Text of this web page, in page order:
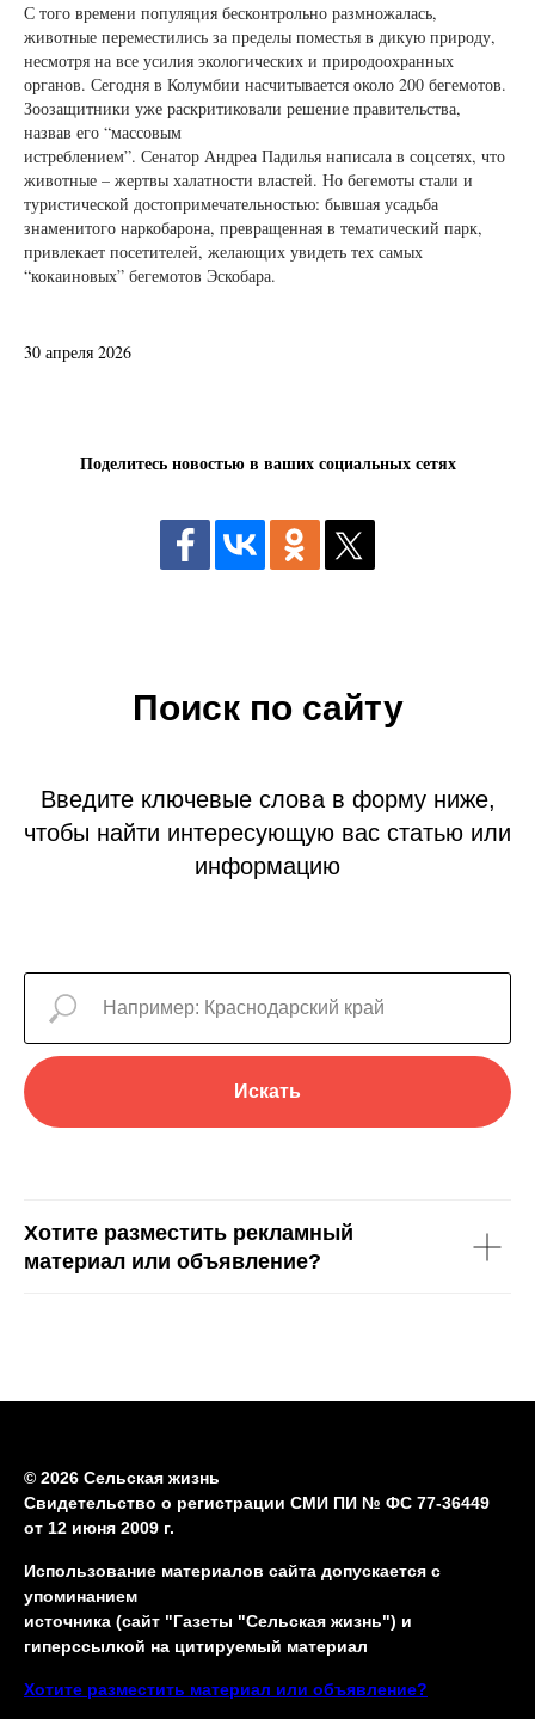
С того времени популяция бесконтрольно размножалась,
животные переместились за пределы поместья в дикую природу,
несмотря на все усилия экологических и природоохранных
органов. Сегодня в Колумбии насчитывается около 200 бегемотов.
Зоозащитники уже раскритиковали решение правительства,
назвав его “массовым
истреблением”. Сенатор Андреа Падилья написала в соцсетях, что
животные – жертвы халатности властей. Но бегемоты стали и
туристической достопримечательностью: бывшая усадьба
знаменитого наркобарона, превращенная в тематический парк,
привлекает посетителей, желающих увидеть тех самых
“кокаиновых” бегемотов Эскобара.
30 апреля 2026
Поделитесь новостью в ваших социальных сетях
Поиск по сайту
Введите ключевые слова в форму ниже,
чтобы найти интересующую вас статью или
информацию
Искать
Хотите разместить рекламный
материал или объявление?
© 2026 Сельская жизнь
Свидетельство о регистрации СМИ ПИ № ФС 77-36449
от 12 июня 2009 г.
Использование материалов сайта допускается с
упоминанием
источника (сайт "Газеты "Сельская жизнь") и
гиперссылкой на цитируемый материал
Хотите разместить материал или объявление?